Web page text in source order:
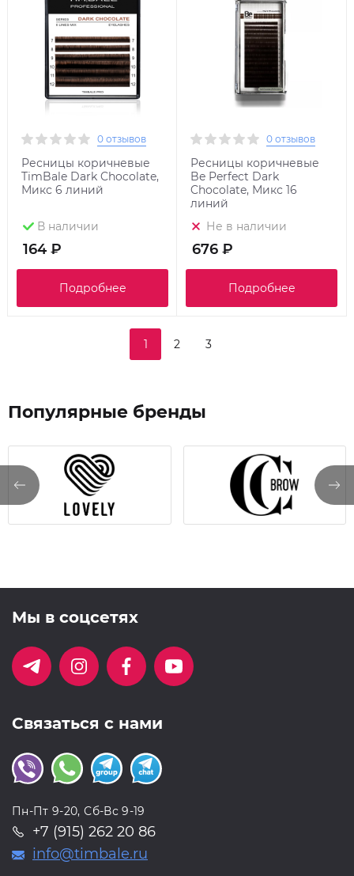
0 отзывов
Ресницы коричневые
TimBale Dark Chocolate,
Микс 6 линий
В наличии
164 ₽
Подробнее
0 отзывов
Ресницы коричневые
Be Perfect Dark
Chocolate, Микс 16
линий
Не в наличии
676 ₽
Подробнее
1 2 3
Популярные бренды
Мы в соцсетях
Связаться с нами
Пн-Пт 9-20, Сб-Вс 9-19
+7 (915) 262 20 86
info@timbale.ru